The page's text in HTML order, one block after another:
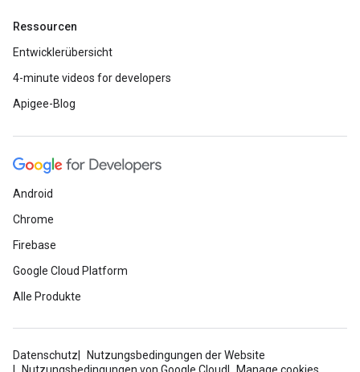
Ressourcen
Entwicklerübersicht
4-minute videos for developers
Apigee-Blog
Android
Chrome
Firebase
Google Cloud Platform
Alle Produkte
Datenschutz
Nutzungsbedingungen der Website